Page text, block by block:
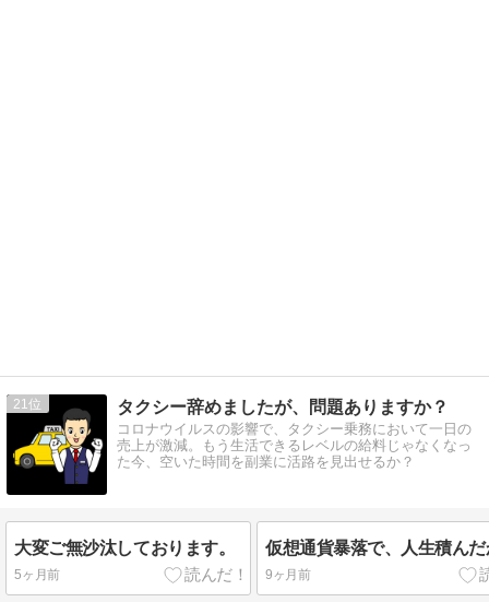
21 タクシー辞めましたが、問題ありますか？
コロナウイルスの影響で、タクシー乗務において一日の
売上が激減。もう生活できるレベルの給料じゃなくなっ
た今、空いた時間を副業に活路を見出せるか？
大変ご無沙汰しております。
5ヶ月前
仮想通貨暴落で、人生積ん
9ヶ月前